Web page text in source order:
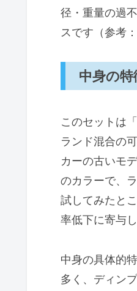
径・重量の過
スです（参考：
中身の
このセットは
ランド混合の
カーの古いモ
のカラーで、
試してみたと
率低下に寄与
中身の具体的
多く、ディン